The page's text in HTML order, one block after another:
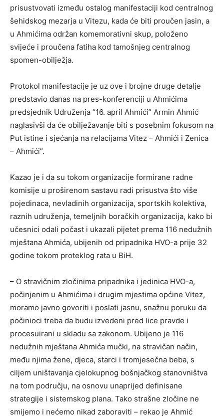
prisustvovati između ostalog manifestaciji kod centralnog
šehidskog mezarja u Vitezu, kada će biti proučen jasin, a
u Ahmićima održan komemorativni skup, položeno
svijeće i proučena fatiha kod tamošnjeg centralnog
spomen-obilježja.
Protokol manifestacije je uz ove i brojne druge detalje
predstavio danas na pres-konferenciji u Ahmićima
predsjednik Udruženja “16. april Ahmići” Armin Ahmić
naglasivši da će obilježavanje biti s posebnim fokusom na
Put istine i sjećanja na relacijama Vitez – Ahmići i Zenica
– Ahmići”.
Kazao je i da su tokom organizacije formirane radne
komisije u proširenom sastavu radi prisustva što više
pojedinaca, nevladinih organizacija, sportskih kolektiva,
raznih udruženja, temeljnih boračkih organizacija, kako bi
učesnici odali počast i ukazali pijetet prema 116 nedužnih
mještana Ahmića, ubijenih od pripadnika HVO-a prije 32
godine tokom proteklog rata u BiH.
– O stravičnim zločinima pripadnika i jedinica HVO-a,
počinjenim u Ahmićima i drugim mjestima općine Vitez,
moramo javno govoriti i poslati jasnu, snažnu poruku da
počinioci treba da budu izvedeni pred lice pravde i
procesuirani u skladu sa zakonom. Ubijeno je 116
nedužnih mještana Ahmića mučki, na stravičan način,
među njima žene, djeca, starci i tromjesečna beba, s
ciljem uništavanja cjelokupnog bošnjačkog stanovništva
na tom području, na osnovu unaprijed definisane
strategije i sistemskog plana. Tako strašne zločine ne
smijemo i nećemo nikad zaboraviti – rekao je Ahmić